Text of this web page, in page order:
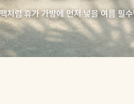
처럼 휴가 가방에 먼저 넣을 여름 필